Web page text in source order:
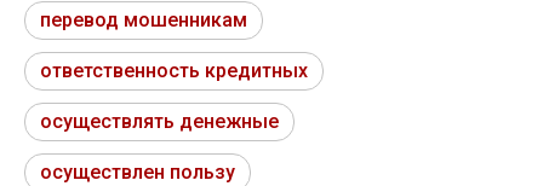
перевод мошенникам
ответственность кредитных
осуществлять денежные
осуществлен пользу